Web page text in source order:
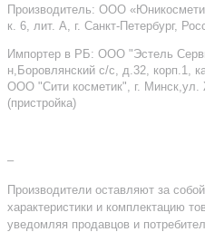
Производитель: ООО
к. 6, лит. А, г. Санкт-Петербург,
Импортер в РБ: ООО "Эстель
н,Боровлянский с/с, д.32, корп.1,
ООО "Сити косметик", г.
(пристройка)
–
Производители оставляют за
характеристики и комплектацию
уведомляя продавцов и